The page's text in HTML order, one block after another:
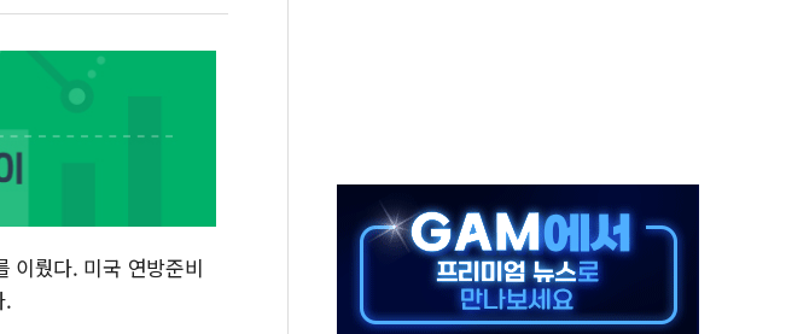
남광주 화정역 인근 도로 4중 추돌…1명 심정지·5명 부상
도 문수리 야산서 산불 진화 중...진화헬기 3대 투입
'해병 순직 책임' 임성근 전 사단장 항소심도 징역 3년
토이노베이션, 상반기 매출 첫 2000억원 돌파
리은행, 고창해상풍력에 4000억 금융 지원
민병덕 "오늘 67개 점포 영업 재개...장바구니에 홈플러스 담아달라" 호소
이뤘다. 미국 연방준비
.